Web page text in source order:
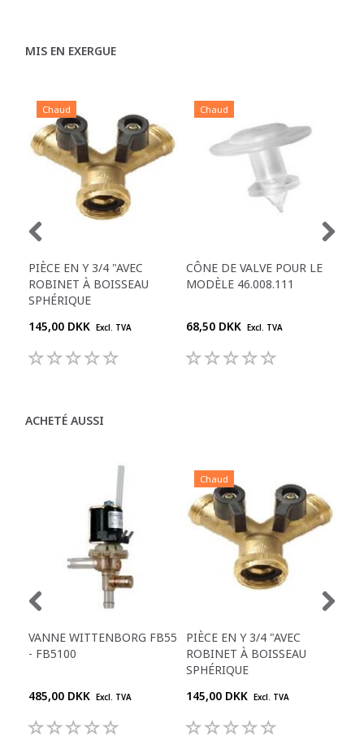
MIS EN EXERGUE
Chaud
PIÈCE EN Y 3/4 "AVEC
ROBINET À BOISSEAU
SPHÉRIQUE
145,00 DKK Excl. TVA
Chaud
CÔNE DE VALVE POUR LE
MODÈLE 46.008.111
68,50 DKK Excl. TVA
ACHETÉ AUSSI
VANNE WITTENBORG FB55
- FB5100
485,00 DKK Excl. TVA
Chaud
PIÈCE EN Y 3/4 "AVEC
ROBINET À BOISSEAU
SPHÉRIQUE
145,00 DKK Excl. TVA